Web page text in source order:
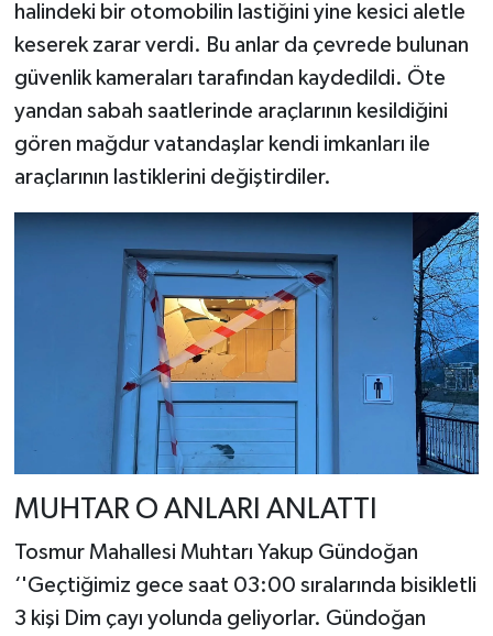
halindeki bir otomobilin lastiğini yine kesici aletle
keserek zarar verdi. Bu anlar da çevrede bulunan
güvenlik kameraları tarafından kaydedildi. Öte
yandan sabah saatlerinde araçlarının kesildiğini
gören mağdur vatandaşlar kendi imkanları ile
araçlarının lastiklerini değiştirdiler.
MUHTAR O ANLARI ANLATTI
Tosmur Mahallesi Muhtarı Yakup Gündoğan
‘'Geçtiğimiz gece saat 03:00 sıralarında bisikletli
3 kişi Dim çayı yolunda geliyorlar. Gündoğan